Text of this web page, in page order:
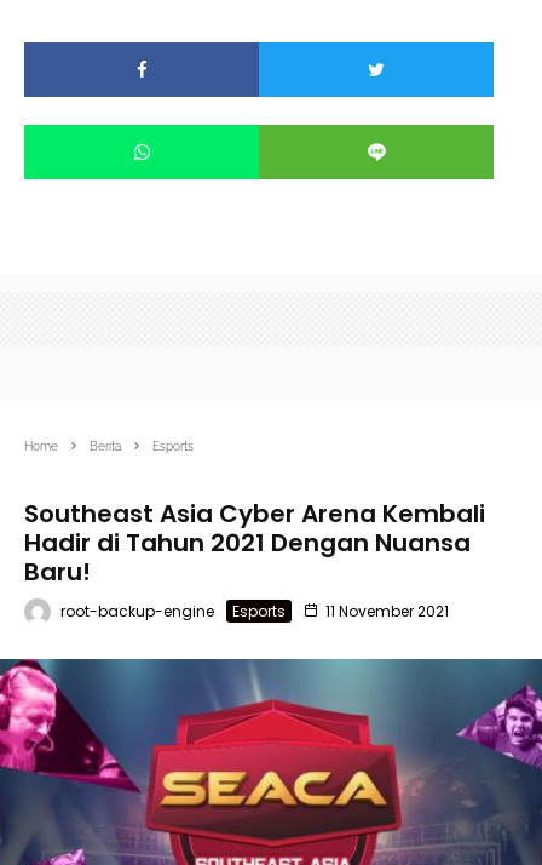
Home Berita Esports
Southeast Asia Cyber Arena Kembali
Hadir di Tahun 2021 Dengan Nuansa
Baru!
root-backup-engine Esports 11 November 2021